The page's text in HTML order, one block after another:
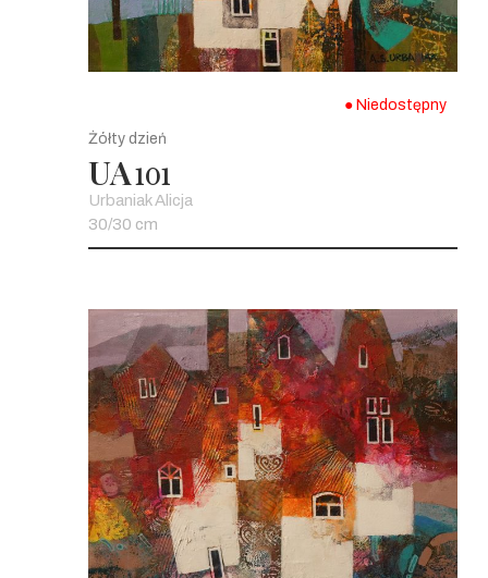
● Niedostępny
Żółty dzień
UA101
Urbaniak Alicja
30/30 cm